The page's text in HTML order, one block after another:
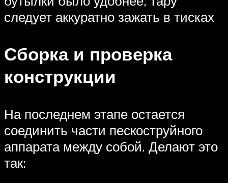
следует аккуратно зажать в тисках
Сборка и проверка
конструкции
На последнем этапе остается
соединить части пескоструйного
аппарата между собой. Делают это
так: